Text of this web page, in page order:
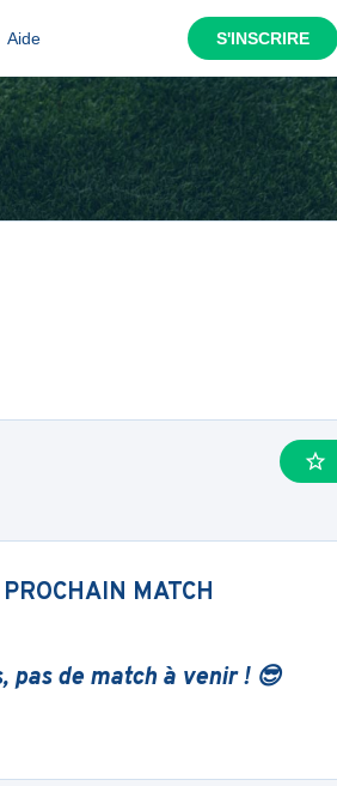
Aide S'INSCRIRE
PROCHAIN MATCH
pas de match à venir ! 😎